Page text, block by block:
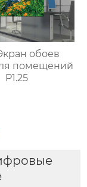
обоев
помещений
P1.25